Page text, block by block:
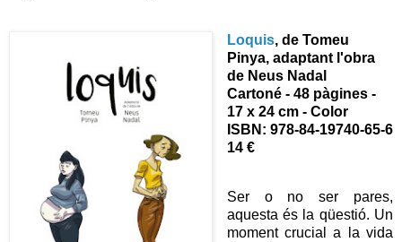
Loquis, de Tomeu
Pinya, adaptant l'obra
de Neus Nadal
Cartoné - 48 pàgines -
17 x 24 cm - Color
SBN: 978-84-19740-65-6
14 €
Ser o no ser pares,
aquesta és la qüestió. Un
moment crucial a la vida